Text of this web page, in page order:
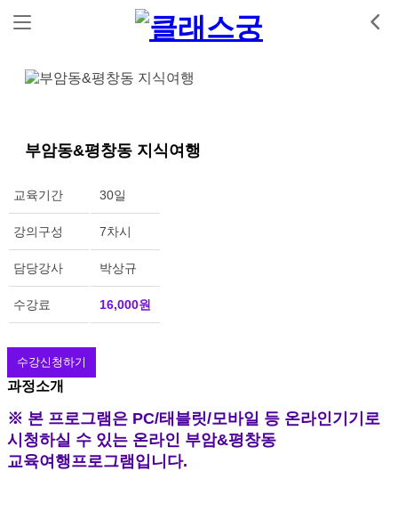
부암동&평창동 지식여행
교육기간 30일
강의구성 7차시
담당강사 박상규
수강료 16,000원
수강신청하기
과정소개
※ 본 프로그램은 PC/태블릿/모바일 등 온라인기기로
시청하실 수 있는 온라인 부암&평창동
교육여행프로그램입니다.